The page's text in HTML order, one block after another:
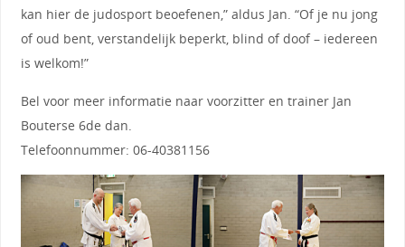
kan hier de judosport beoefenen,” aldus Jan. “Of je nu jong
of oud bent, verstandelijk beperkt, blind of doof – iedereen
is welkom!”
Bel voor meer informatie naar voorzitter en trainer Jan
Bouterse 6de dan.
Telefoonnummer: 06-40381156